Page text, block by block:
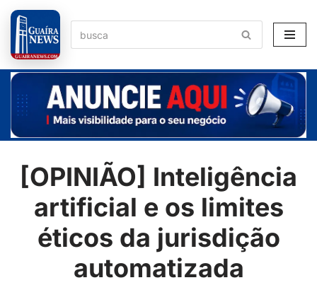
Pular
para
o
conteúdo
[OPINIÃO] Inteligência
artificial e os limites
éticos da jurisdição
automatizada